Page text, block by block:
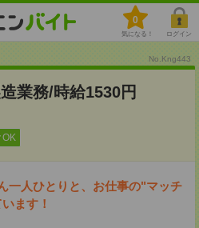
0
気になる！ ログイン
No.Kng443
業務/時給1530円
OK
一人ひとりと、お仕事の"マッチ
ます！